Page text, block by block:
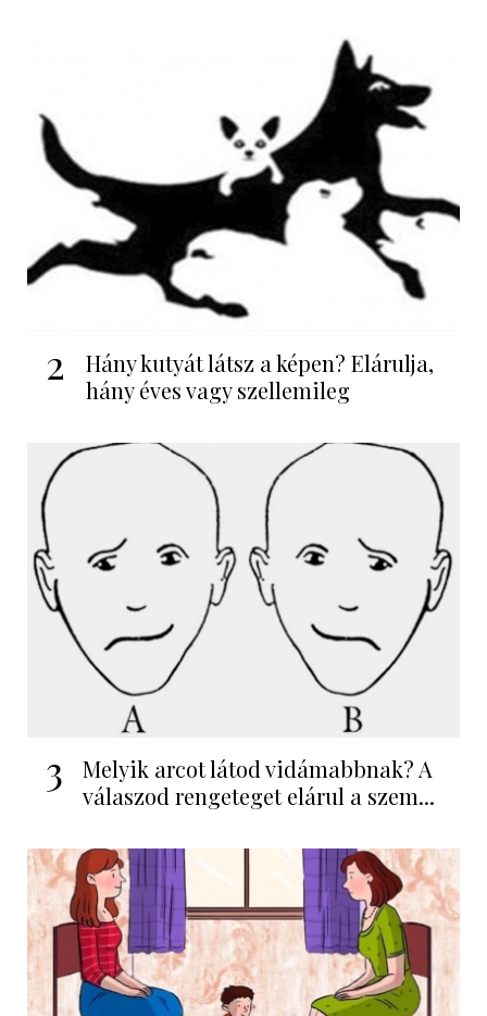
2
Hány kutyát látsz a képen? Elárulja,
hány éves vagy szellemileg
3
Melyik arcot látod vidámabbnak? A
válaszod rengeteget elárul a szem...